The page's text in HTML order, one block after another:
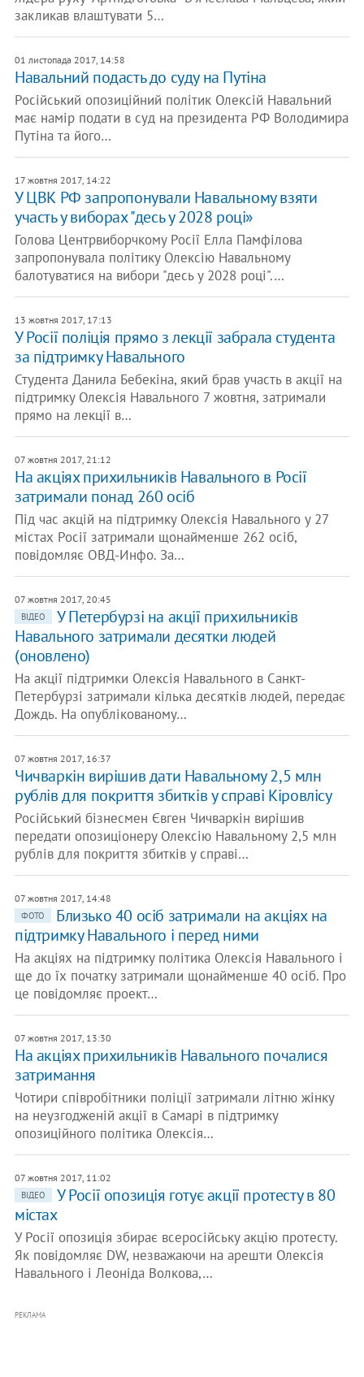
закликав влаштувати 5…
01 листопада 2017, 14:58
Навальний подасть до суду на Путіна
Російський опозиційний політик Олексій Навальний
має намір подати в суд на президента РФ Володимира
Путіна та його…
17 жовтня 2017, 14:22
У ЦВК РФ запропонували Навальному взяти
участь у виборах "десь у 2028 році»
Голова Центрвиборчкому Росії Елла Памфілова
запропонувала політику Олексію Навальному
балотуватися на вибори "десь у 2028 році".…
13 жовтня 2017, 17:13
У Росії поліція прямо з лекції забрала студента
за підтримку Навального
Студента Данила Бебекіна, який брав участь в акції на
підтримку Олексія Навального 7 жовтня, затримали
прямо на лекції в…
07 жовтня 2017, 21:12
На акціях прихильників Навального в Росії
затримали понад 260 осіб
Під час акцій на підтримку Олексія Навального у 27
містах Росії затримали щонайменше 262 осіб,
повідомляє ОВД-Инфо. За…
07 жовтня 2017, 20:45
ВІДЕО
У Петербурзі на акції прихильників
Навального затримали десятки людей
(оновлено)
На акції підтримки Олексія Навального в Санкт-
Петербурзі затримали кілька десятків людей, передає
Дождь. На опублікованому…
07 жовтня 2017, 16:37
Чичваркін вирішив дати Навальному 2,5 млн
рублів для покриття збитків у справі Кіровлісу
Російський бізнесмен Євген Чичваркін вирішив
передати опозиціонеру Олексію Навальному 2,5 млн
рублів для покриття збитків у справі…
07 жовтня 2017, 14:48
ФОТО
Близько 40 осіб затримали на акціях на
підтримку Навального і перед ними
На акціях на підтримку політика Олексія Навального і
ще до їх початку затримали щонайменше 40 осіб. Про
це повідомляє проект…
07 жовтня 2017, 13:30
На акціях прихильників Навального почалися
затримання
Чотири співробітники поліції затримали літню жінку
на неузгодженій акції в Самарі в підтримку
опозиційного політика Олексія…
07 жовтня 2017, 11:02
ВІДЕО
У Росії опозиція готує акції протесту в 80
містах
У Росії опозиція збирає всеросійську акцію протесту.
Як повідомляє DW, незважаючи на арешти Олексія
Навального і Леоніда Волкова,…
РЕКЛАМА